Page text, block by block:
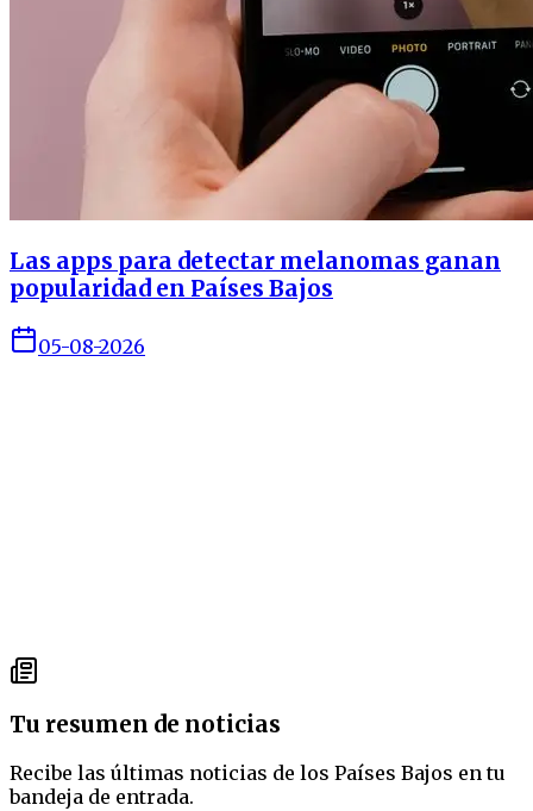
Las apps para detectar melanomas ganan
popularidad en Países Bajos
05-08-2026
Tu resumen de noticias
Recibe las últimas noticias de los Países Bajos en tu
bandeja de entrada.